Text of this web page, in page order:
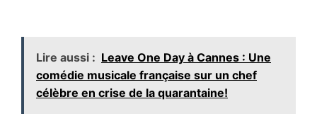
Lire aussi : Leave One Day à Cannes : Une
comédie musicale française sur un chef
célèbre en crise de la quarantaine!